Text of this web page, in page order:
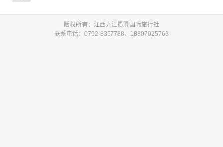
版权所有：江西九江揽胜国际旅行社
联系电话：0792-8357788、18807025763